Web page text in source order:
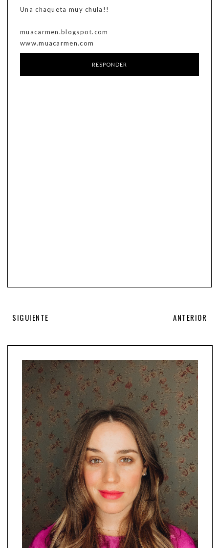
Una chaqueta muy chula!!
muacarmen.blogspot.com
www.muacarmen.com
RESPONDER
SIGUIENTE ANTERIOR